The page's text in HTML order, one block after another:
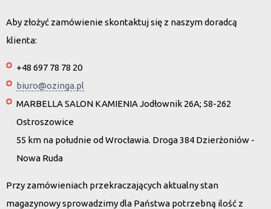
Aby złożyć zamówienie skontaktuj się z naszym doradcą
klienta:
+48 697 78 78 20
biuro@ozinga.pl
MARBELLA SALON KAMIENIA Jodłownik 26A; 58-262
Ostroszowice
55 km na południe od Wrocławia. Droga 384 Dzierżoniów -
Nowa Ruda
Przy zamówieniach przekraczających aktualny stan
magazynowy sprowadzimy dla Państwa potrzebną ilość z